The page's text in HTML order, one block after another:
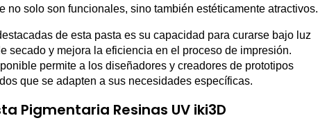
no solo son funcionales, sino también estéticamente atractivos.
de esta pasta es su capacidad para curarse bajo luz
secado y mejora la eficiencia en el proceso de impresión.
permite a los diseñadores y creadores de prototipos
que se adapten a sus necesidades específicas.
Pigmentaria Resinas UV iki3D